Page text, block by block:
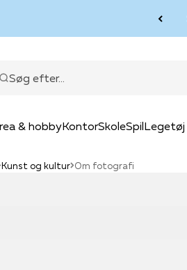
& hobbyKontorSkoleSpilLegetøj
Søg efter...
Kunst og kultur Om fotografi